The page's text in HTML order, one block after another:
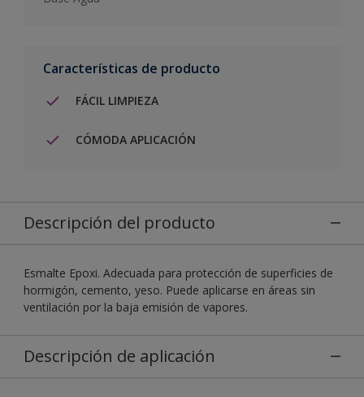
Características de producto
FÁCIL LIMPIEZA
CÓMODA APLICACIÓN
Descripción del producto
Esmalte Epoxi. Adecuada para protección de superficies de
hormigón, cemento, yeso. Puede aplicarse en áreas sin
ventilación por la baja emisión de vapores.
Descripción de aplicación